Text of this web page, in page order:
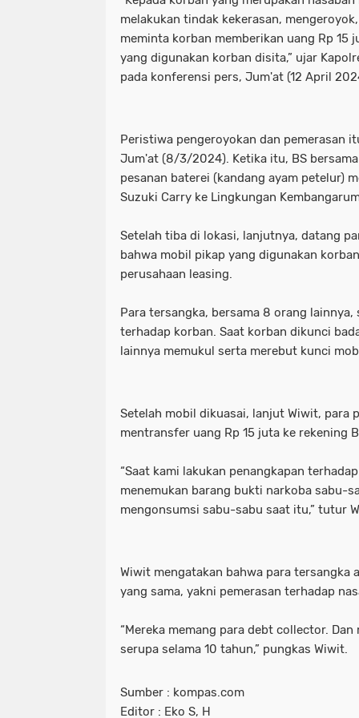
Motret Warga di Ruang Publik Harus
Pelaku Pembacokan Berhasil
Perkuat Ketahanan Pangan Menuju
Polres Pelabuhan Tanjung Perak
Polri Tetapkan Tiga Tersangka
Polsek Pabean Cantikan Ungkap
Tuding PT. DABN Bohong Terkait
Waka DPR: Kado Istimewa di Hari
_Prabowo menunjuk Komjen Pol
_Tangkapan layar video banjir rob di
- Muhammad Iqbal Khatami founder
'Tuntut Pangkas Pemotongan Biaya
"Jalur Lintas Selatan (JLS) Kelok
"Presiden RI Prabowo Subianto.
mayoritas etle meluap hingga
motor sempat diduga melaju
polres pelabuhan tanjung perak
polres pelabuhan tanjung perak
polsek kenjeran ungkap kasus
program walikota surabaya eri
tuding pt. dabn bohong terkait
_lokasi ditemukan pemuda tewas
(kemenkum). (arsip humas
pendapatan ini. (foto: antara foto/
- muhammad iqbal khatami
'tuntut pangkas pemotongan biaya
"jalur lintas selatan (jls) kelok
melakukan tindak kekerasan,
meminta korban memberikan uang Rp 15
yang digunakan korban disita,” ujar
pada konferensi pers, Jum'at (12 April
Peristiwa pengeroyokan dan pemerasan
Jum'at (8/3/2024). Ketika itu, BS
pesanan baterei (kandang ayam petelur)
Suzuki Carry ke Lingkungan
Setelah tiba di lokasi, lanjutnya, datang
bahwa mobil pikap yang digunakan
perusahaan leasing.
Para tersangka, bersama 8 orang lainnya,
terhadap korban. Saat korban dikunci
lainnya memukul serta merebut kunci
Setelah mobil dikuasai, lanjut Wiwit, para
mentransfer uang Rp 15 juta ke rekening
“Saat kami lakukan penangkapan
menemukan barang bukti narkoba sabu-
mengonsumsi sabu-sabu saat itu,” tutur
Wiwit mengatakan bahwa para tersangka
yang sama, yakni pemerasan terhadap
“Mereka memang para debt collector.
serupa selama 10 tahun,” pungkas Wiwit.
Sumber : kompas.com
Editor : Eko S, H